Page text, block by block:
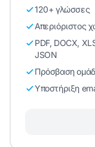
120+ γλώσσες
Απεριόριστος
PDF, DOCX,
JSON
Πρόσβαση
Υποστήριξη